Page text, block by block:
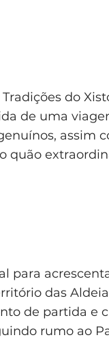
do
de uma
assim
quão
para
das
de partida e
rumo ao